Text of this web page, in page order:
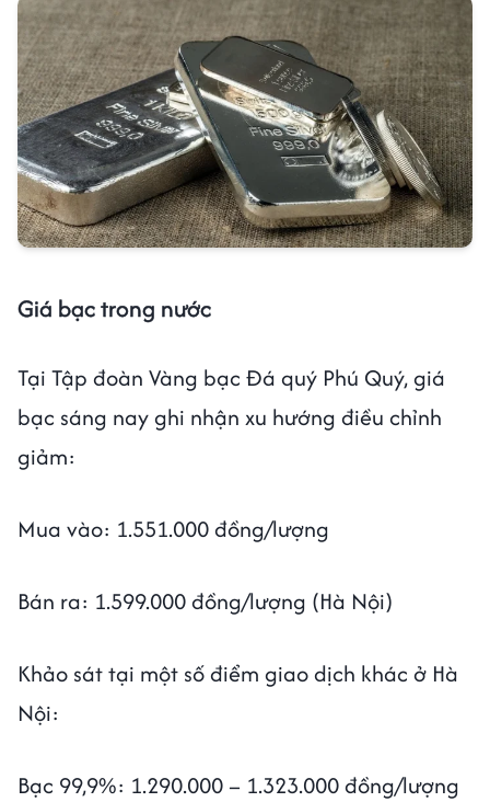
Giá bạc trong nước
Tại Tập đoàn Vàng bạc Đá quý Phú Quý, giá
bạc sáng nay ghi nhận xu hướng điều chỉnh
giảm:
Mua vào: 1.551.000 đồng/lượng
Bán ra: 1.599.000 đồng/lượng (Hà Nội)
Khảo sát tại một số điểm giao dịch khác ở Hà
Nội:
Bạc 99,9%: 1.290.000 – 1.323.000 đồng/lượng